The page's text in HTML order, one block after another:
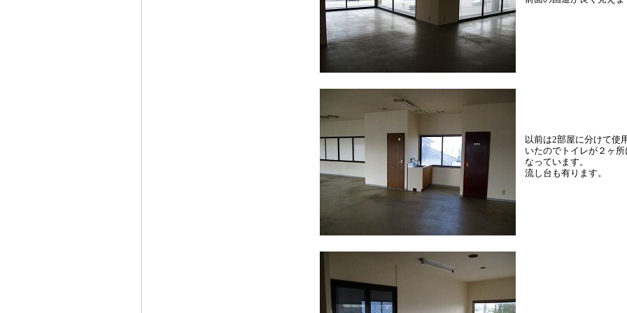
以前は2部屋に分けて使
いたのでトイレが２ヶ所
なっています。
流し台も有ります。